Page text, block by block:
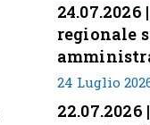
regionale
nei
24 Luglio